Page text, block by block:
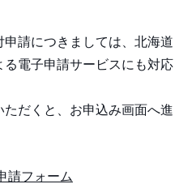
請につきましては、北海道
電子申請サービスにも対応
だくと、お申込み画面へ進
請フォーム